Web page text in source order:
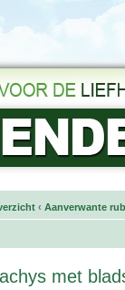
‹ Aanverwante
met